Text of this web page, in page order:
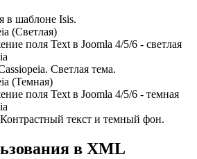
в шаблоне Isis.
(Светлая)
Светлая тема.
(Темная)
текст и темный фон.
в XML